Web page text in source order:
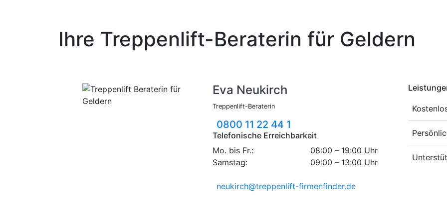
Ihre Treppenlift-Beraterin für Geldern
Eva Neukirch
Treppenlift-Beraterin
0800 11 22 44 1
Telefonische Erreichbarkeit
Mo. bis Fr.:
08:00 – 19:00 Uhr
Samstag:
09:00 – 13:00 Uhr
neukirch@treppenlift-firmenfinder.de